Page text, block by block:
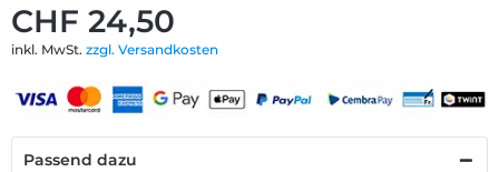
CHF 24,50
inkl. MwSt. zzgl. Versandkosten
Passend dazu